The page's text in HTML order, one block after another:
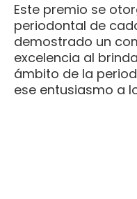
Este premio se
periodontal de
demostrado un
excelencia al
ámbito de la
ese entusiasmo a